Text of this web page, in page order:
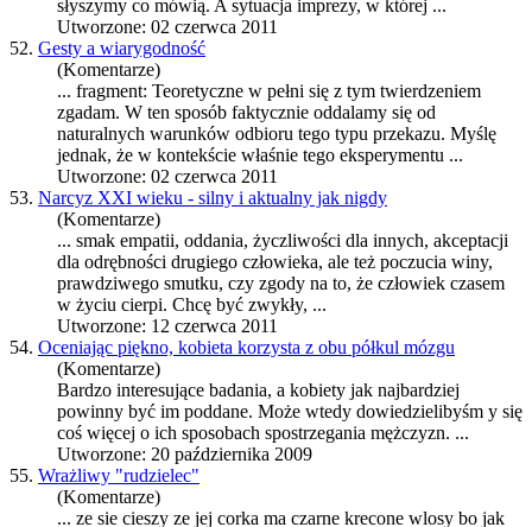
słyszymy co mówią. A sytuacja imprezy, w której ...
Utworzone: 02 czerwca 2011
52. Gesty a wiarygodność
(Komentarze)
... fragment: Teoretyczne w pełni się z tym twierdzeniem
zgadam. W ten sposób faktycznie oddalamy się od
naturalnych warunków odbioru tego typu przekazu. Myślę
jednak, że w kontekście właśnie tego eksperymentu ...
Utworzone: 02 czerwca 2011
53. Narcyz XXI wieku - silny i aktualny jak nigdy
(Komentarze)
... smak empatii, oddania, życzliwości dla innych, akceptacji
dla odrębności drugiego człowieka, ale też poczucia winy,
prawdziwego smutku, czy zgody na to, że człowiek czasem
w życiu cierpi. Chcę być zwykły, ...
Utworzone: 12 czerwca 2011
54. Oceniając piękno, kobieta korzysta z obu półkul mózgu
(Komentarze)
Bardzo interesujące badania, a kobiety jak najbardziej
powinny być im poddane. Może wtedy dowiedzielibyśm y się
coś więcej o ich sposobach spostrzegania mężczyzn. ...
Utworzone: 20 października 2009
55. Wrażliwy "rudzielec"
(Komentarze)
... ze sie cieszy ze jej corka ma czarne krecone wlosy bo jak